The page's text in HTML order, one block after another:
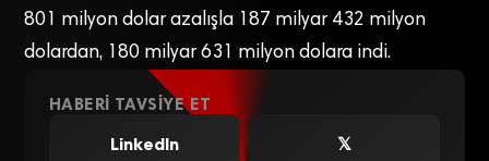
801 milyon dolar azalışla 187 milyar 432 milyon
dolardan, 180 milyar 631 milyon dolara indi.
HABERI TAVSIYE ET
LinkedIn
𝕏